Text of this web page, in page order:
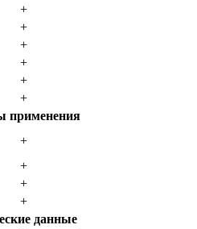
+
+
+
+
+
+
применения
+
+
+
+
данные